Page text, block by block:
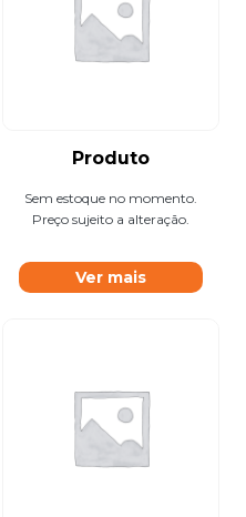
Produto
Sem estoque no momento.
Preço sujeito a alteração.
Ver mais